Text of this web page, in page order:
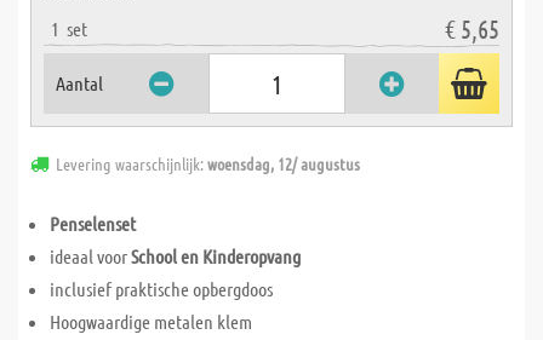
1 set € 5,65
Aantal
Levering waarschijnlijk:woensdag, 12/ augustus
Penselenset
ideaal voorSchool en Kinderopvang
inclusief praktische opbergdoos
Hoogwaardige metalen klem